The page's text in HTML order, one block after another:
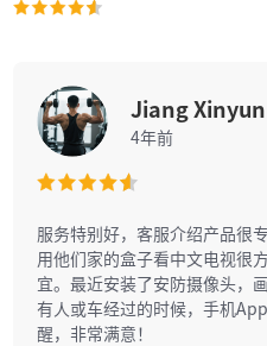
Jiang Xinyun
4年前
服务特别好，客服介绍产品很
用他们家的盒子看中文电视很
宜。最近安装了安防摄像头，
有人或车经过的时候，手机
醒，非常满意！